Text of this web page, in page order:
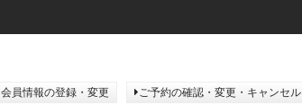
会員情報の登録・変更 ご予約の確認・変更・キャンセル